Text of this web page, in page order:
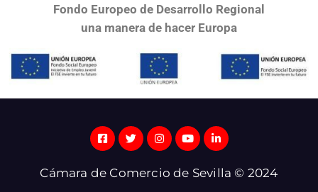
Fondo Europeo de Desarrollo Regional
una manera de hacer Europa
Cámara de Comercio de Sevilla © 2024